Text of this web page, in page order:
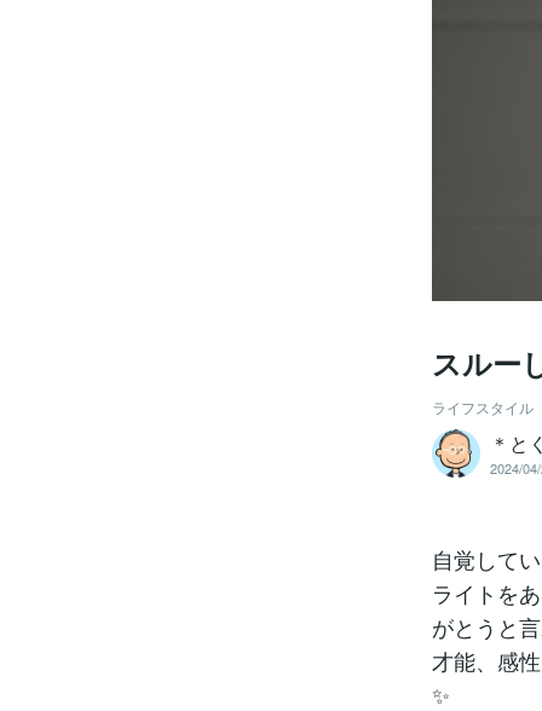
スルー
ライフスタイル
＊と
2024/
自覚して
ライトを
がとうと
才能、感
✨